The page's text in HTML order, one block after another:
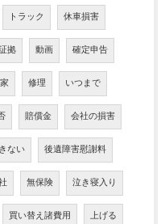
トラック 休車損害
拠 動画 確定申告
家 修理 いつまで
賠償金 会社の損害
ない 後遺障害慰謝料
無保険 泣き寝入り
買い替え諸費用 上げる